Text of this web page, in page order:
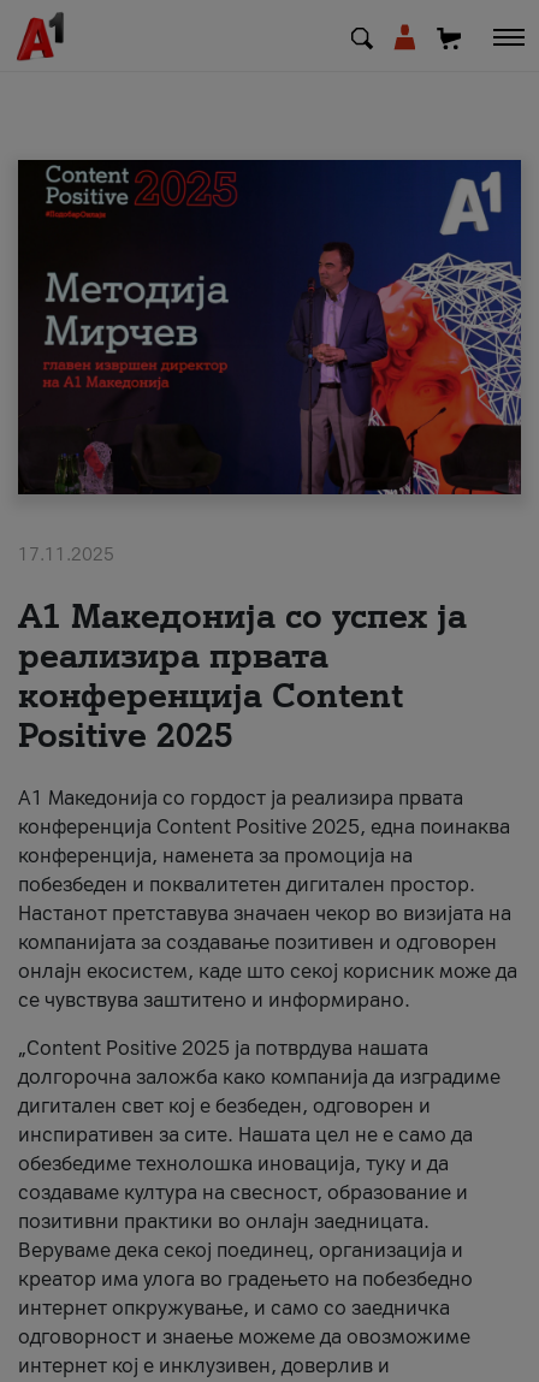
МК EN
Приватни Деловни
Поддршка
Надополни кредит
#ПодобарОнлајн
17.11.2025
А1 Македонија со успех ја
реализира првата
конференција Content
Positive 2025
А1 Македонија со гордост ја реализира првата
конференција Content Positive 2025, една поинаква
конференција, наменета за промоција на
побезбеден и поквалитетен дигитален простор.
Настанот претставува значаен чекор во визијата на
компанијата за создавање позитивен и одговорен
онлајн екосистем, каде што секој корисник може да
се чувствува заштитено и информирано.
„Content Positive 2025 ја потврдува нашата
долгорочна заложба како компанија да изградиме
дигитален свет кој е безбеден, одговорен и
инспиративен за сите. Нашата цел не е само да
обезбедиме технолошка иновација, туку и да
создаваме култура на свесност, образование и
позитивни практики во онлајн заедницата.
Веруваме дека секој поединец, организација и
креатор има улога во градењето на побезбедно
интернет опкружување, и само со заедничка
одговорност и знаење можеме да овозможиме
интернет кој е инклузивен, доверлив и